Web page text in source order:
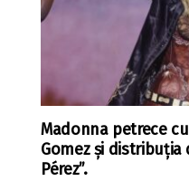
Madonna petrece
Gomez și distribuția
Pérez”.